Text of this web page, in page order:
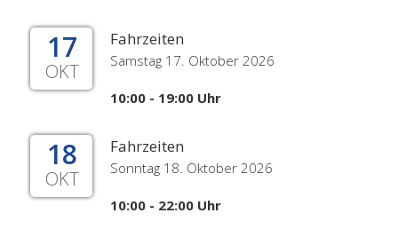
17
OKT
Fahrzeiten
Samstag 17. Oktober 2026
10:00 - 19:00 Uhr
18
OKT
Fahrzeiten
Sonntag 18. Oktober 2026
10:00 - 22:00 Uhr